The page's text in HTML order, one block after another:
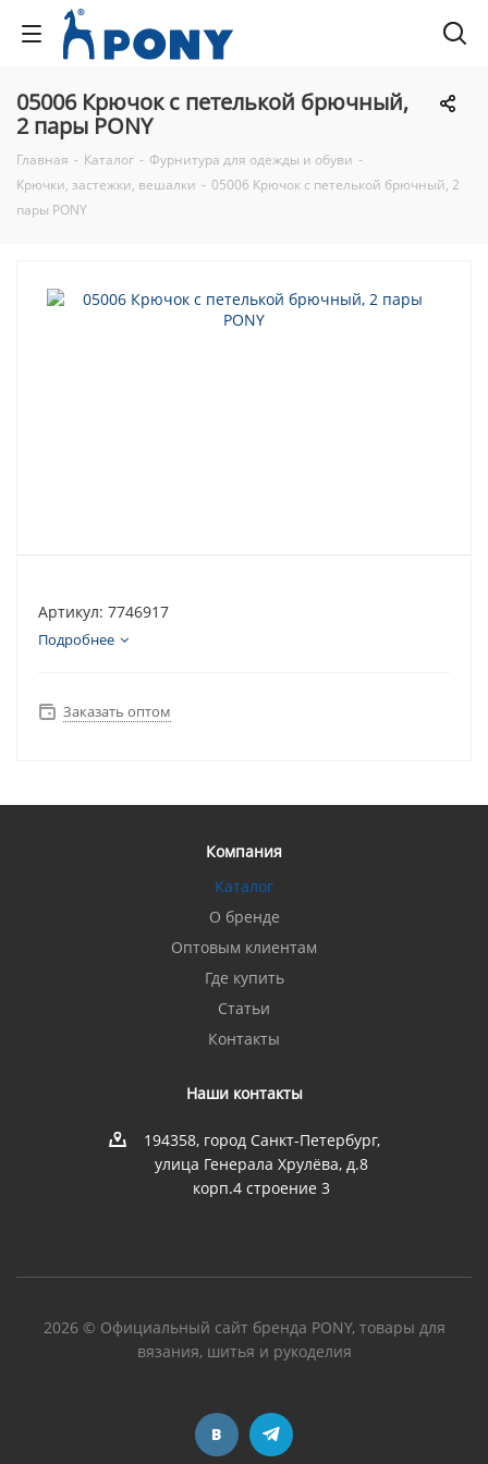
05006 Крючок с петелькой брючный,
2 пары PONY
Главная - Каталог - Фурнитура для одежды и обуви -
Крючки, застежки, вешалки - 05006 Крючок с петелькой брючный, 2
пары PONY
Артикул: 7746917
Подробнее
Заказать оптом
Компания
Каталог
О бренде
Оптовым клиентам
Где купить
Статьи
Контакты
Наши контакты
194358, город Санкт-Петербург,
улица Генерала Хрулёва, д.8
корп.4 строение 3
2026 © Официальный сайт бренда PONY, товары для
вязания, шитья и рукоделия